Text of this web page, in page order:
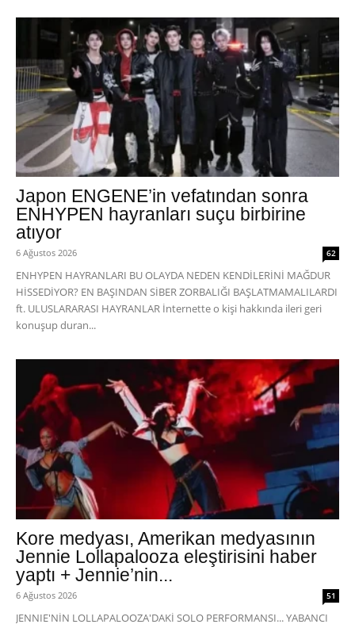
Japon ENGENE’in vefatından sonra
ENHYPEN hayranları suçu birbirine
atıyor
6 Ağustos 2026 62
ENHYPEN HAYRANLARI BU OLAYDA NEDEN KENDİLERİNİ MAĞDUR
HİSSEDİYOR? EN BAŞINDAN SİBER ZORBALIĞI BAŞLATMAMALILARDI
ft. ULUSLARARASI HAYRANLAR İnternette o kişi hakkında ileri geri
konuşup duran...
Kore medyası, Amerikan medyasının
Jennie Lollapalooza eleştirisini haber
yaptı + Jennie’nin...
6 Ağustos 2026 51
JENNIE'NİN LOLLAPALOOZA'DAKİ SOLO PERFORMANSI... YABANCI